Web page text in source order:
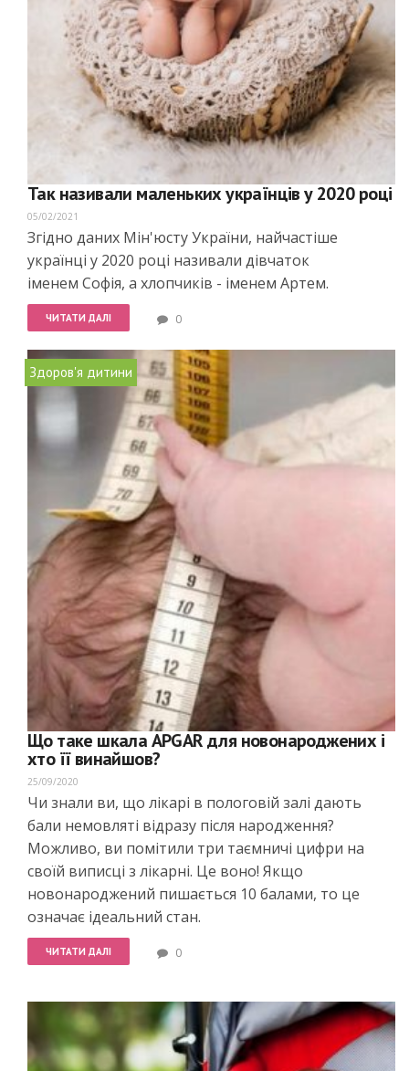
Так називали маленьких українців у 2020 році
05/02/2021
Згідно даних Мін'юсту України, найчастіше
українці у 2020 році називали дівчаток
іменем Софія, а хлопчиків - іменем Артем.
ЧИТАТИ ДАЛІ 0
Здоров'я дитини
Що таке шкала APGAR для новонароджених і
хто її винайшов?
25/09/2020
Чи знали ви, що лікарі в пологовій залі дають
бали немовляті відразу після народження?
Можливо, ви помітили три таємничі цифри на
своїй виписці з лікарні. Це воно! Якщо
новонароджений пишається 10 балами, то це
означає ідеальний стан.
ЧИТАТИ ДАЛІ 0